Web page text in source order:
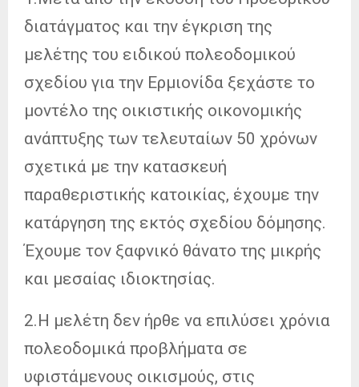
διατάγματος και την έγκριση της
μελέτης του ειδικού πολεοδομικού
σχεδίου για την Ερμιονίδα ξεχάστε το
μοντέλο της οικιστικής οικονομικής
ανάπτυξης των τελευταίων 50 χρόνων
σχετικά με την κατασκευή
παραθεριστικής κατοικίας, έχουμε την
κατάργηση της εκτός σχεδίου δόμησης.
Έχουμε τον ξαφνικό θάνατο της μικρής
και μεσαίας ιδιοκτησίας.
2.Η μελέτη δεν ήρθε να επιλύσει χρόνια
πολεοδομικά προβλήματα σε
υφιστάμενους οικισμούς, στις